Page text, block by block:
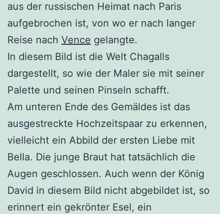
aus der russischen Heimat nach Paris
aufgebrochen ist, von wo er nach langer
Reise nach Vence gelangte.
In diesem Bild ist die Welt Chagalls
dargestellt, so wie der Maler sie mit seiner
Palette und seinen Pinseln schafft.
Am unteren Ende des Gemäldes ist das
ausgestreckte Hochzeitspaar zu erkennen,
vielleicht ein Abbild der ersten Liebe mit
Bella. Die junge Braut hat tatsächlich die
Augen geschlossen. Auch wenn der König
David in diesem Bild nicht abgebildet ist, so
erinnert ein gekrönter Esel, ein